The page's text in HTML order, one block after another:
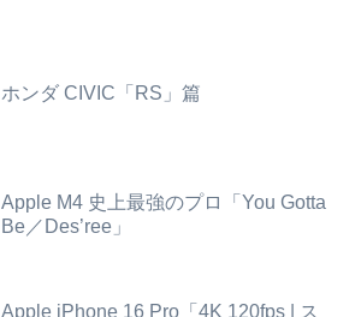
ホンダ CIVIC「RS」篇
Apple M4 史上最強のプロ「You Gotta
Be／Des’ree」
Apple iPhone 16 Pro「4K 120fps | ス